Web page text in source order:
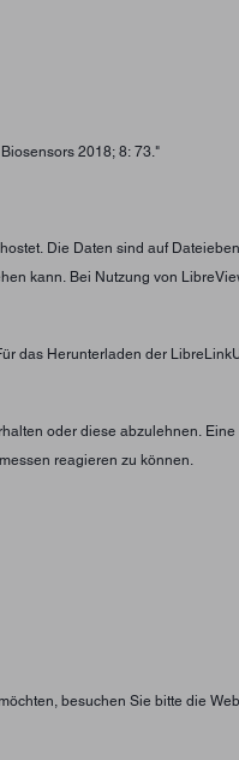
2018; 8: 73."
Die Daten sind auf
kann. Bei Nutzung von
das Herunterladen der
oder diese abzulehnen.
reagieren zu können.
besuchen Sie bitte die